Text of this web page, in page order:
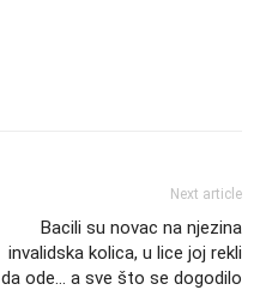
Next article
Bacili su novac na njezina
invalidska kolica, u lice joj rekli
da ode… a sve što se dogodilo